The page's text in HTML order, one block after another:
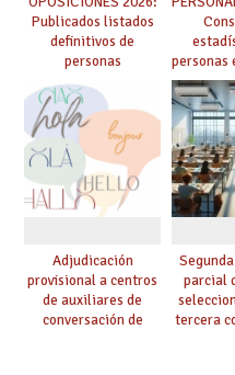
Publicados listados
definitivos de
personas
seleccionadas. ¿Qué
hacer ahora si he
obtenido plaza?
personas
cuerpo,
y tipo
el
Adjudicación
provisional a centros
de auxiliares de
conversación de
parcial
tercera